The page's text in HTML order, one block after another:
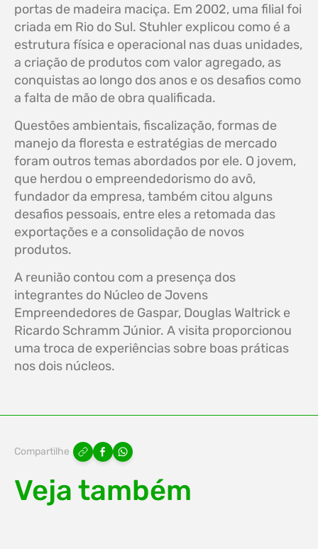
portas de madeira maciça. Em 2002, uma filial foi
criada em Rio do Sul. Stuhler explicou como é a
estrutura física e operacional nas duas unidades,
a criação de produtos com valor agregado, as
conquistas ao longo dos anos e os desafios como
a falta de mão de obra qualificada.
Questões ambientais, fiscalização, formas de
manejo da floresta e estratégias de mercado
foram outros temas abordados por ele. O jovem,
que herdou o empreendedorismo do avô,
fundador da empresa, também citou alguns
desafios pessoais, entre eles a retomada das
exportações e a consolidação de novos
produtos.
A reunião contou com a presença dos
integrantes do Núcleo de Jovens
Empreendedores de Gaspar, Douglas Waltrick e
Ricardo Schramm Júnior. A visita proporcionou
uma troca de experiências sobre boas práticas
nos dois núcleos.
Compartilhe
Veja também